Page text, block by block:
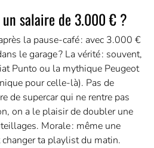
salaire de 3.000 € ?
la pause-café : avec 3.000 €
le garage ? La vérité : souvent,
Punto ou la mythique Peugeot
pour celle-là). Pas de
de supercar qui ne rentre pas
on a le plaisir de doubler une
Morale : même une
ta playlist du matin.